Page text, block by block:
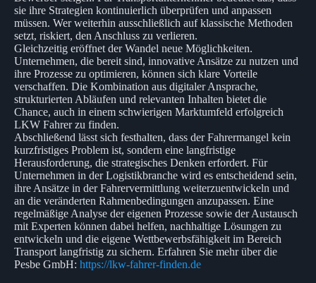
sie ihre Strategien kontinuierlich überprüfen und anpassen
müssen. Wer weiterhin ausschließlich auf klassische Methoden
setzt, riskiert, den Anschluss zu verlieren.
Gleichzeitig eröffnet der Wandel neue Möglichkeiten.
Unternehmen, die bereit sind, innovative Ansätze zu nutzen und
ihre Prozesse zu optimieren, können sich klare Vorteile
verschaffen. Die Kombination aus digitaler Ansprache,
strukturierten Abläufen und relevanten Inhalten bietet die
Chance, auch in einem schwierigen Marktumfeld erfolgreich
LKW Fahrer zu finden.
Abschließend lässt sich festhalten, dass der Fahrermangel kein
kurzfristiges Problem ist, sondern eine langfristige
Herausforderung, die strategisches Denken erfordert. Für
Unternehmen in der Logistikbranche wird es entscheidend sein,
ihre Ansätze in der Fahrervermittlung weiterzuentwickeln und
an die veränderten Rahmenbedingungen anzupassen. Eine
regelmäßige Analyse der eigenen Prozesse sowie der Austausch
mit Experten können dabei helfen, nachhaltige Lösungen zu
entwickeln und die eigene Wettbewerbsfähigkeit im Bereich
Transport langfristig zu sichern. Erfahren Sie mehr über die
Pesbe GmbH: https://lkw-fahrer-finden.de